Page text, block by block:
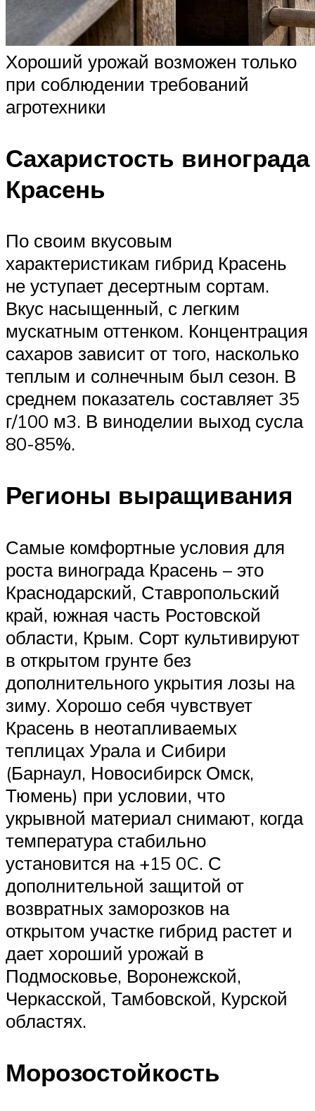
Хороший урожай возможен только
при соблюдении требований
агротехники
Сахаристость винограда
Красень
По своим вкусовым
характеристикам гибрид Красень
не уступает десертным сортам.
Вкус насыщенный, с легким
мускатным оттенком. Концентрация
сахаров зависит от того, насколько
теплым и солнечным был сезон. В
среднем показатель составляет 35
г/100 м3. В виноделии выход сусла
80-85%.
Регионы выращивания
Самые комфортные условия для
роста винограда Красень – это
Краснодарский, Ставропольский
край, южная часть Ростовской
области, Крым. Сорт культивируют
в открытом грунте без
дополнительного укрытия лозы на
зиму. Хорошо себя чувствует
Красень в неотапливаемых
теплицах Урала и Сибири
(Барнаул, Новосибирск Омск,
Тюмень) при условии, что
укрывной материал снимают, когда
температура стабильно
установится на +15 0C. С
дополнительной защитой от
возвратных заморозков на
открытом участке гибрид растет и
дает хороший урожай в
Подмосковье, Воронежской,
Черкасской, Тамбовской, Курской
областях.
Морозостойкость